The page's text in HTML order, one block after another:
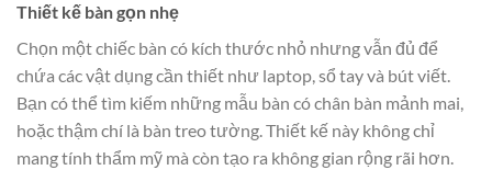
Thiết kế bàn gọn nhẹ
Chọn một chiếc bàn có kích thước nhỏ nhưng vẫn đủ để
chứa các vật dụng cần thiết như laptop, sổ tay và bút viết.
Bạn có thể tìm kiếm những mẫu bàn có chân bàn mảnh mai,
hoặc thậm chí là bàn treo tường. Thiết kế này không chỉ
mang tính thẩm mỹ mà còn tạo ra không gian rộng rãi hơn.